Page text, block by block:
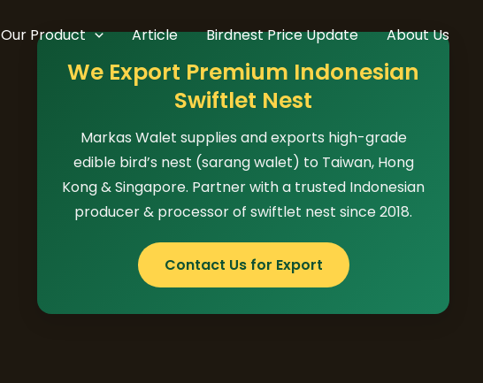
Our Product Article Birdnest Price Update About Us
We Export Premium Indonesian
Swiftlet Nest
Markas Walet supplies and exports high-grade
edible bird’s nest (sarang walet) to Taiwan, Hong
Kong & Singapore. Partner with a trusted Indonesian
producer & processor of swiftlet nest since 2018.
Contact Us for Export